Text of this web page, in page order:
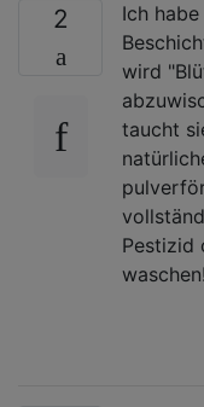
2
Ich
wird
taucht
Pestizid
waschen!